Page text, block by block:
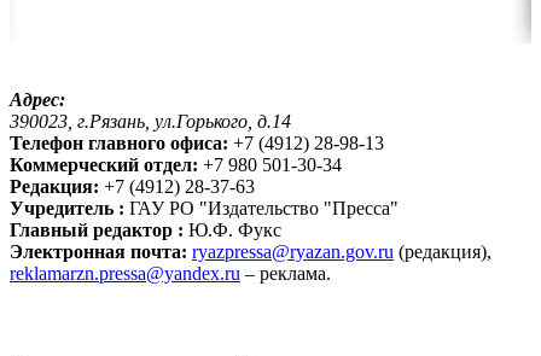
Адрес:
390023, г.Рязань, ул.Горького, д.14
Телефон главного офиса: +7 (4912) 28-98-13
Коммерческий отдел: +7 980 501-30-34
Редакция: +7 (4912) 28-37-63
Учредитель : ГАУ РО "Издательство "Пресса"
Главный редактор : Ю.Ф. Фукс
Электронная почта: ryazpressa@ryazan.gov.ru (редакция),
reklamarzn.pressa@yandex.ru – реклама.